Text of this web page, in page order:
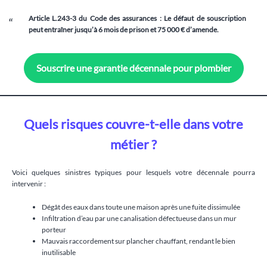
Article L.243-3 du Code des assurances : Le défaut de souscription
peut entraîner jusqu’à 6 mois de prison et 75 000 € d’amende.
Souscrire une garantie décennale pour plombier
Quels risques couvre-t-elle dans votre
métier ?
Voici quelques sinistres typiques pour lesquels votre décennale pourra
intervenir :
Dégât des eaux dans toute une maison après une fuite dissimulée
Infiltration d’eau par une canalisation défectueuse dans un mur
porteur
Mauvais raccordement sur plancher chauffant, rendant le bien
inutilisable